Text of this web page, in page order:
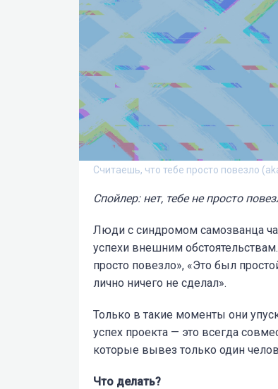
Считаешь, что тебе просто повезло
Спойлер: нет, тебе не просто
Люди с синдромом самозванца
успехи внешним
просто повезло», «Это был
лично ничего не сделал».
Только в такие моменты они
успех проекта — это всегда
которые вывез только один
Что делать?